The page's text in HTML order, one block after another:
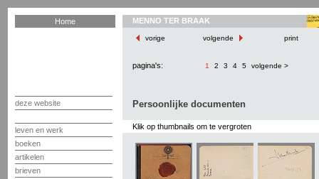
Home
deze website
leven en werk
boeken
artikelen
brieven
MENNO TER BRAAK
vorige volgende print
pagina's: 1 2 3 4 5 volgende >
Persoonlijke documenten
Klik op thumbnails om te vergroten